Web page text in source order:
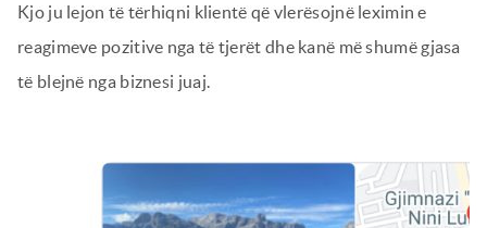
Kjo ju lejon të tërhiqni klientë që vlerësojnë leximin e
reagimeve pozitive nga të tjerët dhe kanë më shumë gjasa
të blejnë nga biznesi juaj.